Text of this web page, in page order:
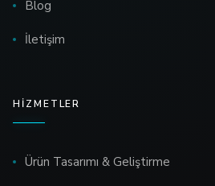
Blog
İletişim
HIZMETLER
Ürün Tasarımı & Geliştirme